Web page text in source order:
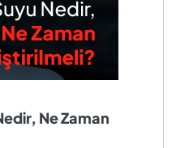
Ne Zaman